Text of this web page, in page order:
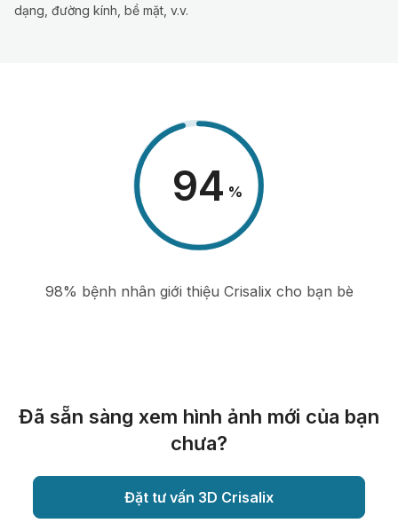
dạng, đường kính, bề mặt, v.v.
98 %
98% bệnh nhân giới thiệu Crisalix cho bạn bè
Đã sẵn sàng xem hình ảnh mới của bạn
chưa?
Đặt tư vấn 3D Crisalix